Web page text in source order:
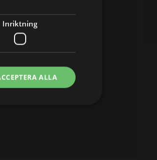
Inriktning
ALLA